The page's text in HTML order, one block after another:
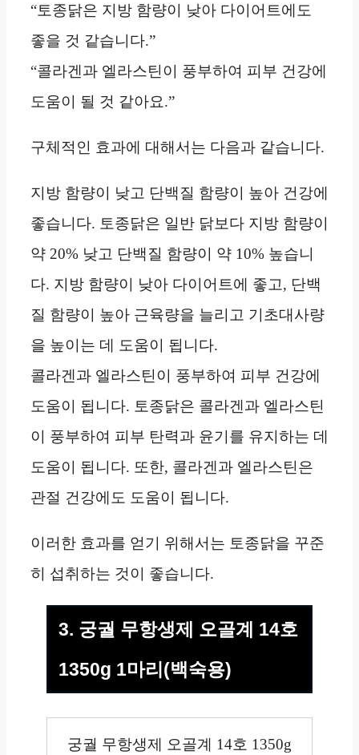
“토종닭은 지방 함량이 낮아 다이어트에도
좋을 것 같습니다.”
“콜라겐과 엘라스틴이 풍부하여 피부 건강에
도움이 될 것 같아요.”
구체적인 효과에 대해서는 다음과 같습니다.
지방 함량이 낮고 단백질 함량이 높아 건강에
좋습니다. 토종닭은 일반 닭보다 지방 함량이
약 20% 낮고 단백질 함량이 약 10% 높습니
다. 지방 함량이 낮아 다이어트에 좋고, 단백
질 함량이 높아 근육량을 늘리고 기초대사량
을 높이는 데 도움이 됩니다.
콜라겐과 엘라스틴이 풍부하여 피부 건강에
도움이 됩니다. 토종닭은 콜라겐과 엘라스틴
이 풍부하여 피부 탄력과 윤기를 유지하는 데
도움이 됩니다. 또한, 콜라겐과 엘라스틴은
관절 건강에도 도움이 됩니다.
이러한 효과를 얻기 위해서는 토종닭을 꾸준
히 섭취하는 것이 좋습니다.
3. 궁궐 무항생제 오골계 14호
1350g 1마리(백숙용)
궁궐 무항생제 오골계 14호 1350g